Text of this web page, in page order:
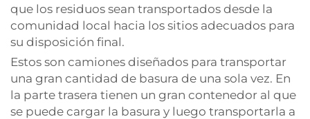
que los residuos sean transportados desde la
comunidad local hacia los sitios adecuados para
su disposición final.
Estos son camiones diseñados para transportar
una gran cantidad de basura de una sola vez. En
la parte trasera tienen un gran contenedor al que
se puede cargar la basura y luego transportarla a